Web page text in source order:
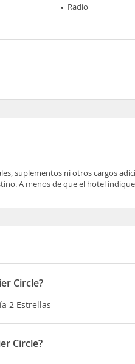
Radio
suplementos ni otros cargos
A menos de que el hotel
Circle?
2 Estrellas
Circle?